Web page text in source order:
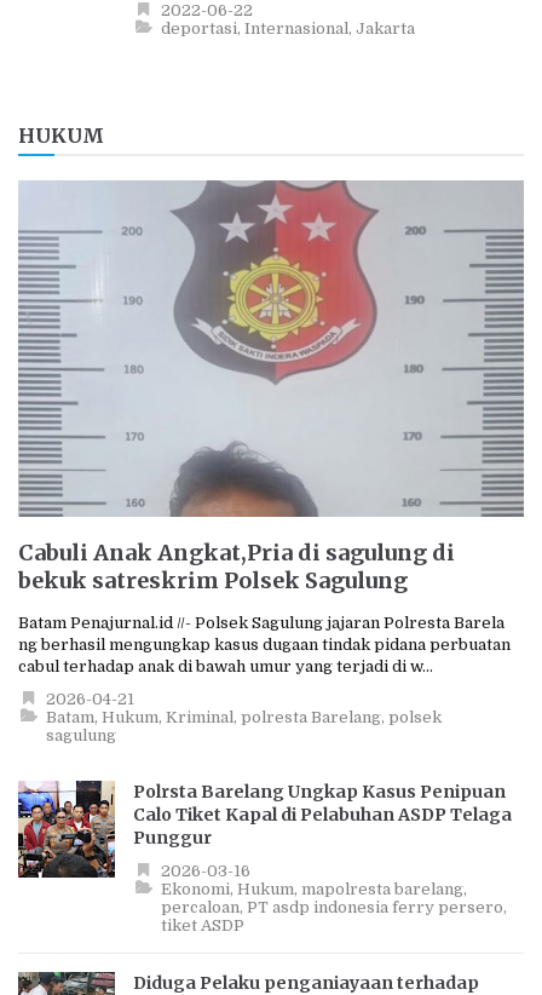
2022-06-22
deportasi Internasional Jakarta
HUKUM
Cabuli Anak Angkat,Pria di sagulung di
bekuk satreskrim Polsek Sagulung
Batam Penajurnal.id //- Polsek Sagulung jajaran Polresta Barela
ng berhasil mengungkap kasus dugaan tindak pidana perbuatan
cabul terhadap anak di bawah umur yang terjadi di w...
2026-04-21
Batam Hukum Kriminal polresta Barelang polsek
sagulung
Polrsta Barelang Ungkap Kasus Penipuan
Calo Tiket Kapal di Pelabuhan ASDP Telaga
Punggur
2026-03-16
Ekonomi Hukum mapolresta barelang
percaloan PT asdp indonesia ferry persero
tiket ASDP
Diduga Pelaku penganiayaan terhadap